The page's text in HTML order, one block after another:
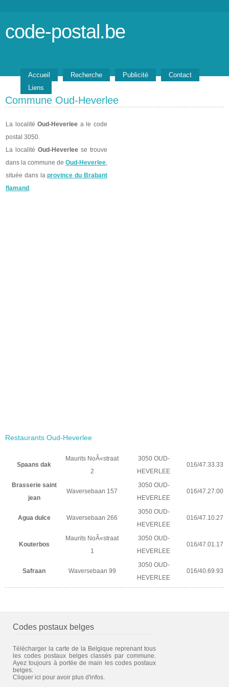
code-postal.be
Accueil Recherche Publicité
Contact
Liens
Commune Oud-Heverlee
La localitéOud-Heverlee a le code
postal 3050.
La localité Oud-Heverlee se trouve
dans la commune de Oud-Heverlee,
située dans laprovince du Brabant
flamand .
Restaurants Oud-Heverlee
Spaans dak
Maurits NoÃ«straat
2
3050 OUD-
HEVERLEE
016/47.33.33
Brasserie saint
jean
Waversebaan 157
3050 OUD-
HEVERLEE
016/47.27.00
Agua dulce Waversebaan 266
3050 OUD-
HEVERLEE
016/47.10.27
Kouterbos
Maurits NoÃ«straat
1
3050 OUD-
HEVERLEE
016/47.01.17
Safraan Waversebaan 99
3050 OUD-
HEVERLEE
016/40.69.93
Codes postaux belges
Télécharger la carte de la Belgique reprenant tous
les codes postaux belges classés par commune.
Ayez toujours à portée de main les codes postaux
belges.
Cliquer ici pour avoir plus d'infos.